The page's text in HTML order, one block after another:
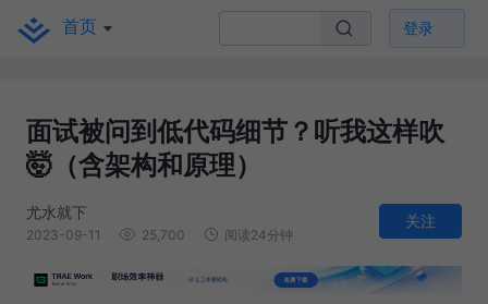
首页 登录
面试被问到低代码细节？听我这样吹
🤯（含架构和原理）
尤水就下
2023-09-11 25,700 阅读24分钟
关注